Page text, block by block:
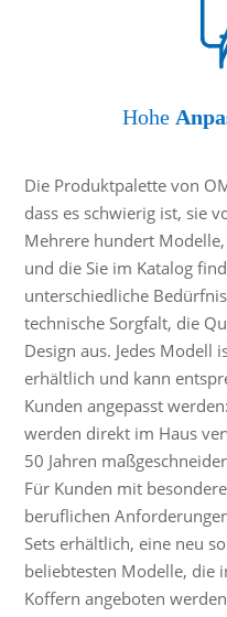
Hohe
Die Produktpalette von
dass es schwierig ist, sie
Mehrere hundert
und die Sie im Katalog
unterschiedliche
technische Sorgfalt, die
Design aus. Jedes Modell
erhältlich und kann
Kunden angepasst
werden direkt im Haus
50 Jahren
Für Kunden mit
beruflichen
Sets erhältlich, eine neu
beliebtesten Modelle, die
Koffern angeboten